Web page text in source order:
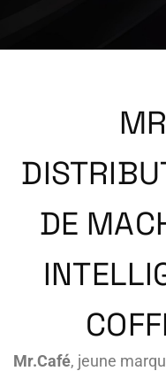
DE
Mr.Café, jeune